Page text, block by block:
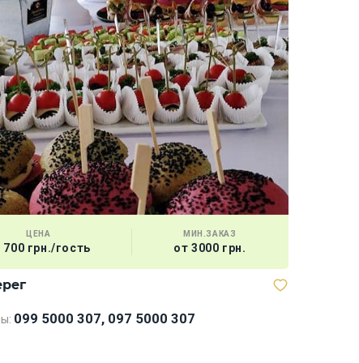
ЦЕНА
700 грн./гость
МИН.ЗАКАЗ
от 3000 грн.
099 5000 307, 097 5000 307